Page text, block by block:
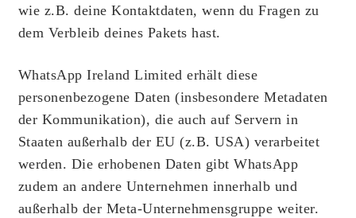
wie z.B. deine Kontaktdaten, wenn du Fragen zu
dem Verbleib deines Pakets hast.
WhatsApp Ireland Limited erhält diese
personenbezogene Daten (insbesondere Metadaten
der Kommunikation), die auch auf Servern in
Staaten außerhalb der EU (z.B. USA) verarbeitet
werden. Die erhobenen Daten gibt WhatsApp
zudem an andere Unternehmen innerhalb und
außerhalb der Meta-Unternehmensgruppe weiter.